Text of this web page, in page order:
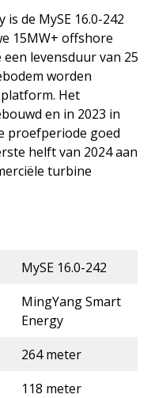
de MySE 16.0-242
15MW+ offshore
levensduur van 25
worden
Het
en in 2023 in
proefperiode goed
helft van 2024 aan
turbine
MySE 16.0-242
MingYang Smart
Energy
264 meter
118 meter